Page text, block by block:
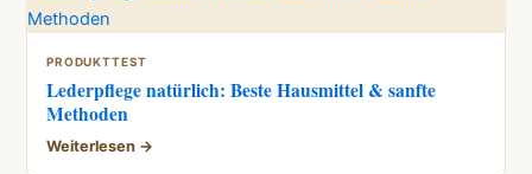
PRODUKTTEST
Lederpflege natürlich: Beste Hausmittel & sanfte
Methoden
Weiterlesen →